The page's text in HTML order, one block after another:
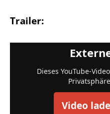
Trailer:
Dieses YouTube-
Video